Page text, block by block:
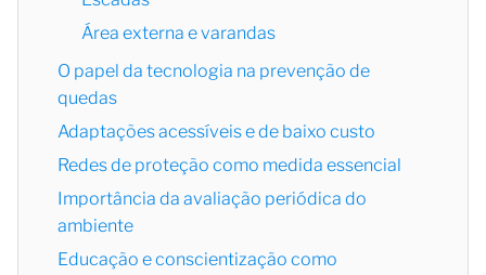
Área externa e varandas
O papel da tecnologia na prevenção de
quedas
Adaptações acessíveis e de baixo custo
Redes de proteção como medida essencial
Importância da avaliação periódica do
ambiente
Educação e conscientização como